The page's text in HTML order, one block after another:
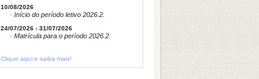
10/08/2026
· Início do período letivo 2026.2.
24/07/2026 - 31/07/2026
· Matrícula para o período 2026.2.
Clique aqui e saiba mais!